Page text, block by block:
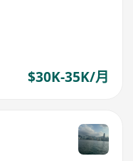
$30K-35K/月